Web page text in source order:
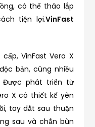
có thể tháo lắp
tiện lợi.VinFast
VinFast Vero X
bản, cùng nhiều
Được phát triển từ
X có thiết kế yên
tay dắt sau thuận
sau và chắn bùn